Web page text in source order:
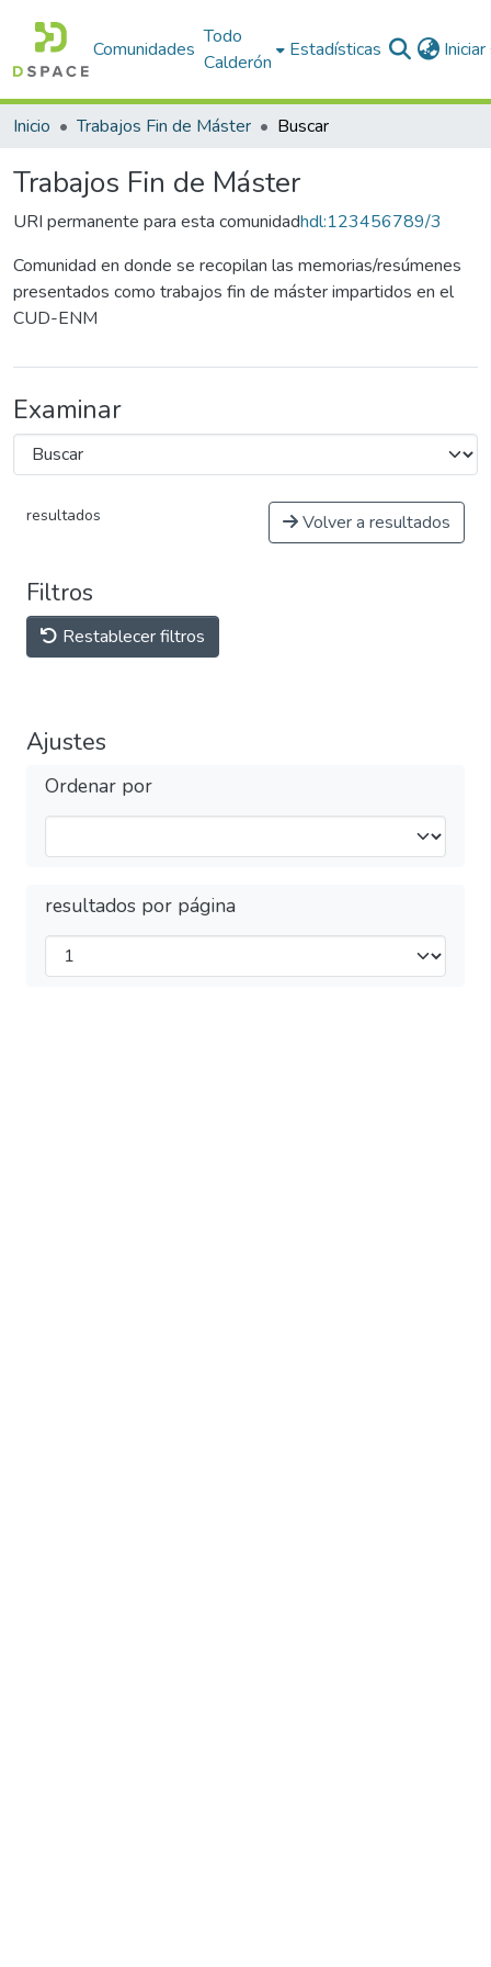
Comunidades
Todo
Calderón
Estadísticas
Inicio Trabajos Fin de Máster Buscar
Trabajos Fin de Máster
URI permanente para esta comunidadhdl:123456789/3
Comunidad en donde se recopilan las memorias/resúmenes
presentados como trabajos fin de máster impartidos en el
CUD-ENM
Examinar
resultados Volver a resultados
Filtros
Restablecer filtros
Ajustes
Ordenar por
resultados por página